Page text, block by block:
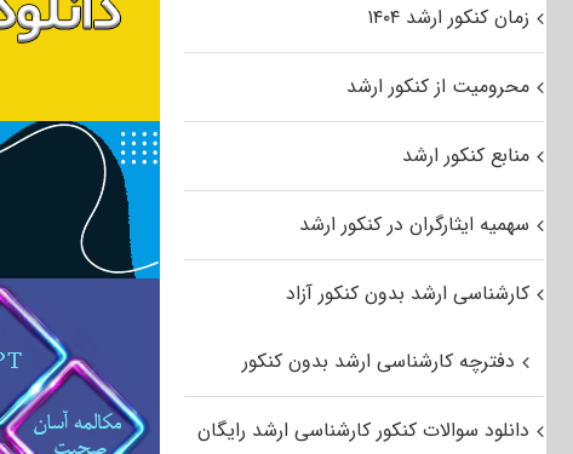
زمان کنکور ارشد ۱۴۰۴
محرومیت از کنکور ارشد
منابع کنکور ارشد
سهمیه ایثارگران در کنکور ارشد
کارشناسی ارشد بدون کنکور آزاد
دفترچه کارشناسی ارشد بدون کنکور
دانلود سوالات کنکور کارشناسی ارشد رایگان